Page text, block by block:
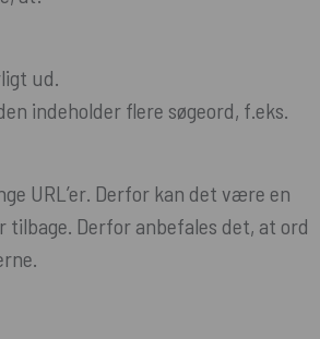
ud.
indeholder flere søgeord, f.eks.
URL’er. Derfor kan det være en
Derfor anbefales det, at ord